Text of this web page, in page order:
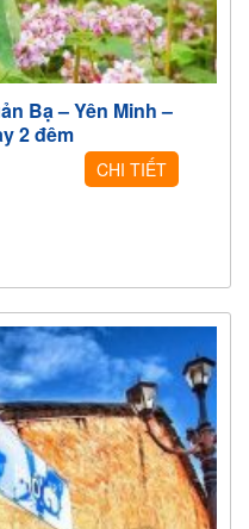
Bạ – Yên Minh –
2 đêm
CHI TIẾT